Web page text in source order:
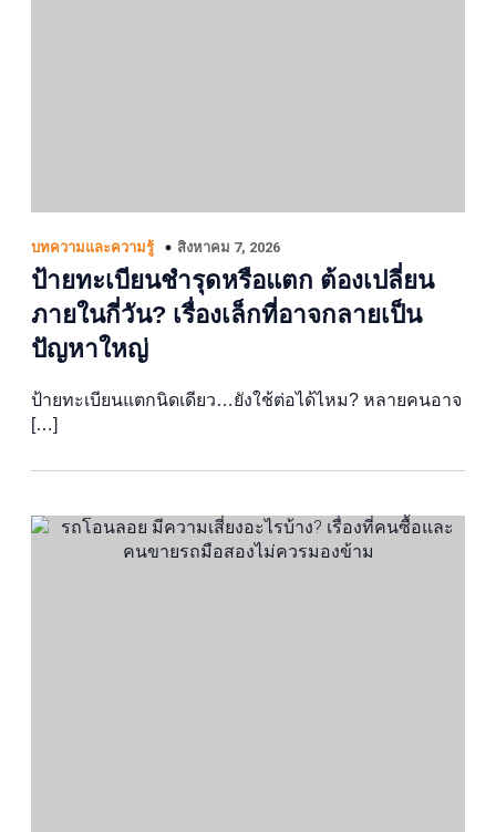
บทความและความรู้ สิงหาคม 7, 2026
ป้ายทะเบียนชำรุดหรือแตก ต้องเปลี่ยน
ภายในกี่วัน? เรื่องเล็กที่อาจกลายเป็น
ปัญหาใหญ่
ป้ายทะเบียนแตกนิดเดียว…ยังใช้ต่อได้ไหม? หลายคนอาจ
[…]